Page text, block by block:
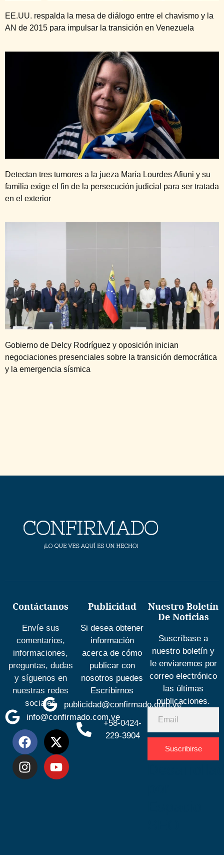
EE.UU. respalda la mesa de diálogo entre el chavismo y la
AN de 2015 para impulsar la transición en Venezuela
Detectan tres tumores a la jueza María Lourdes Afiuni y su
familia exige el fin de la persecución judicial para ser tratada
en el exterior
Gobierno de Delcy Rodríguez y oposición inician
negociaciones presenciales sobre la transición democrática
y la emergencia sísmica
Contáctanos
Envíe sus
comentarios,
informaciones,
preguntas, dudas
y síguenos en
nuestras redes
sociales
info@confirmado.com.ve
Publicidad
Si desea obtener
información
acerca de cómo
publicar con
nosotros puedes
Escríbirnos
publicidad@confirmado.com.ve
+58-0424-
229-3904
Nuestro Boletín
De Noticias
Suscríbase a
nuestro boletín y
le enviaremos por
correo electrónico
las últimas
publicaciones.
Suscribirse